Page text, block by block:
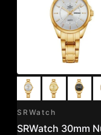
SRWatch
SRWatch 30mm